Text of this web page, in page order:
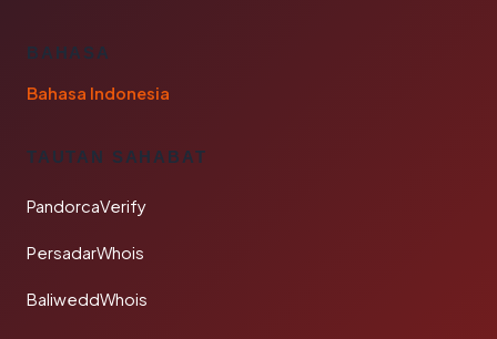
BAHASA
Bahasa Indonesia
TAUTAN SAHABAT
PandorcaVerify
PersadarWhois
BaliweddWhois